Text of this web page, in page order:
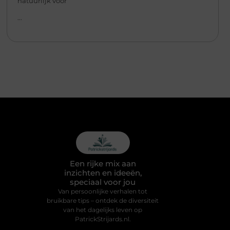
...
Een rijke mix aan
inzichten en ideeën,
speciaal voor jou
Van persoonlijke verhalen tot
bruikbare tips – ontdek de diversiteit
van het dagelijks leven op
PatrickStrijards.nl.